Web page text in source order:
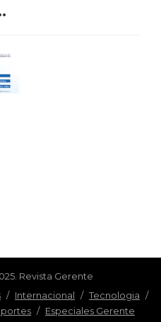
Revista Gerente
/ Internacional / Tecnologia /
/ Especiales Gerente